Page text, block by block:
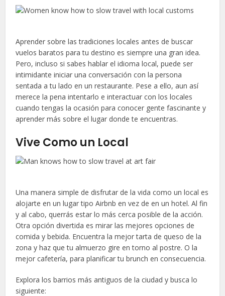
Aprender sobre las tradiciones locales antes de buscar
vuelos baratos para tu destino es siempre una gran idea.
Pero, incluso si sabes hablar el idioma local, puede ser
intimidante iniciar una conversación con la persona
sentada a tu lado en un restaurante. Pese a ello, aun así
merece la pena intentarlo e interactuar con los locales
cuando tengas la ocasión para conocer gente fascinante y
aprender más sobre el lugar donde te encuentras.
Vive Como un Local
Una manera simple de disfrutar de la vida como un local es
alojarte en un lugar tipo Airbnb en vez de en un hotel. Al fin
y al cabo, querrás estar lo más cerca posible de la acción.
Otra opción divertida es mirar las mejores opciones de
comida y bebida. Encuentra la mejor tarta de queso de la
zona y haz que tu almuerzo gire en torno al postre. O la
mejor cafetería, para planificar tu brunch en consecuencia.
Explora los barrios más antiguos de la ciudad y busca lo
siguiente: